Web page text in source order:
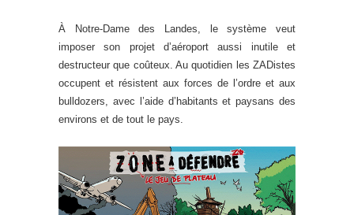
À Notre-Dame des Landes,
le système veut
imposer son projet d’aéroport aussi inutile et
destructeur que coûteux. Au quotidien les ZADistes
occupent et résistent aux forces de l’ordre et aux
bulldozers, avec l’aide d’habitants et paysans des
environs et de tout le pays.